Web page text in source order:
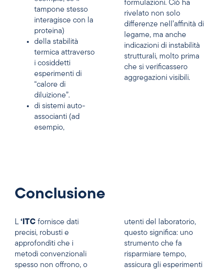
tampone stesso
interagisce con la
proteina)
della stabilità
termica attraverso
i cosiddetti
esperimenti di
“calore di
diluizione”.
di sistemi auto-
associanti (ad
esempio,
formulazioni. Ciò ha
rivelato non solo
differenze nell’affinità di
legame, ma anche
indicazioni di instabilità
strutturali, molto prima
che si verificassero
aggregazioni visibili.
Conclusione
L ‘ITC fornisce dati
precisi, robusti e
approfonditi che i
metodi convenzionali
spesso non offrono, o
utenti del laboratorio,
questo significa: uno
strumento che fa
risparmiare tempo,
assicura gli esperimenti